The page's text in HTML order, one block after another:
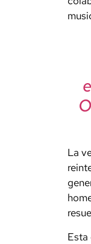
La
Esta